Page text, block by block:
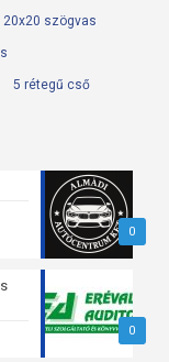
20x20 szögvas
5 rétegű cső
0
0